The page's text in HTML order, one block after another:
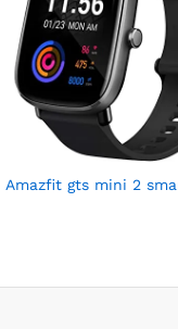
Amazfit gts mini 2